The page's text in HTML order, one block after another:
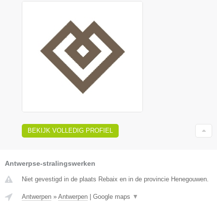
BEKIJK VOLLEDIG PROFIEL
Antwerpse-stralingswerken
Niet gevestigd in de plaats Rebaix en in de provincie Henegouwen.
Antwerpen » Antwerpen | Google maps ▼